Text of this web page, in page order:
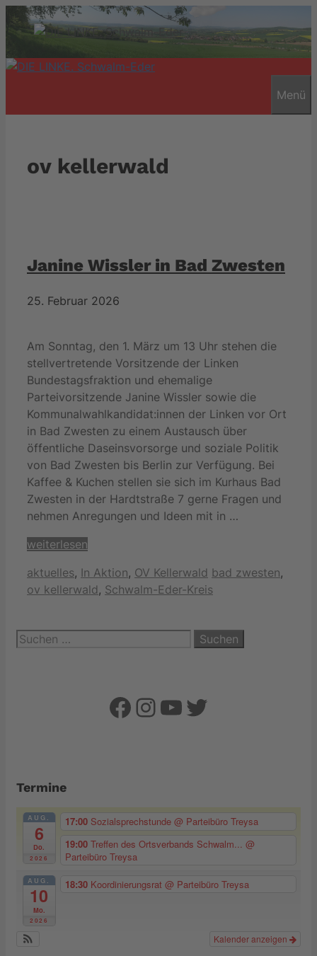
Zum
Inhalt
springen
Menü
ov kellerwald
Janine Wissler in Bad Zwesten
25. Februar 2026
Am Sonntag, den 1. März um 13 Uhr stehen die
stellvertretende Vorsitzende der Linken
Bundestagsfraktion und ehemalige
Parteivorsitzende Janine Wissler sowie die
Kommunalwahlkandidat:innen der Linken vor Ort
in Bad Zwesten zu einem Austausch über
öffentliche Daseinsvorsorge und soziale Politik
von Bad Zwesten bis Berlin zur Verfügung. Bei
Kaffee & Kuchen stellen sie sich im Kurhaus Bad
Zwesten in der Hardtstraße 7 gerne Fragen und
nehmen Anregungen und Ideen mit in …
weiterlesen
Kategorien
aktuelles, In Aktion, OV Kellerwald Schlagwörter
bad zwesten,
ov kellerwald, Schwalm-Eder-Kreis
Suchen
nach:
Facebook
Instagram
YouTube
Twitter
Termine
AUG.
6
Do.
2026
17:00 Sozialsprechstunde @ Parteibüro Treysa
19:00 Treffen des Ortsverbands Schwalm... @
Parteibüro Treysa
AUG.
10
Mo.
2026
18:30 Koordinierungsrat @ Parteibüro Treysa
Kalender anzeigen